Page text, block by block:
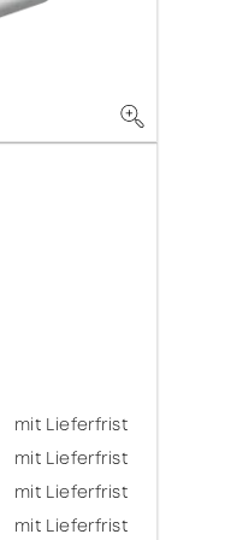
mit Lieferfrist
mit Lieferfrist
mit Lieferfrist
mit Lieferfrist